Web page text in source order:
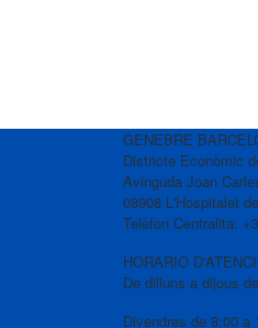
GENEBRE
Districte Econòmic
Avinguda Joan
08908 L'Hospitalet
Telèfon Centralita:
HORARIO
De dilluns a dijous
Divendres de 8:00 a